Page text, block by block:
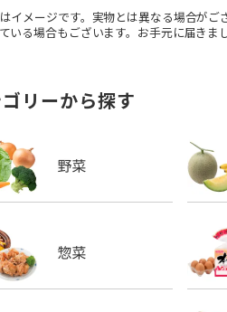
イメージです。実物とは異なる場合が
いる場合もございます。お手元に届きま
リーから探す